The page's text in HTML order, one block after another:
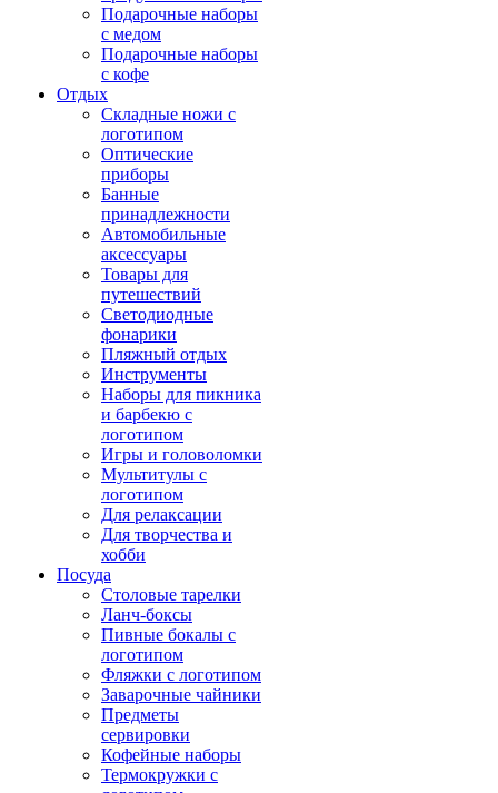
Подарочные наборы
с медом
Подарочные наборы
с кофе
Отдых
Складные ножи с
логотипом
Оптические
приборы
Банные
принадлежности
Автомобильные
аксессуары
Товары для
путешествий
Светодиодные
фонарики
Пляжный отдых
Инструменты
Наборы для пикника
и барбекю с
логотипом
Игры и головоломки
Мультитулы с
логотипом
Для релаксации
Для творчества и
хобби
Посуда
Столовые тарелки
Ланч-боксы
Пивные бокалы с
логотипом
Фляжки с логотипом
Заварочные чайники
Предметы
сервировки
Кофейные наборы
Термокружки с